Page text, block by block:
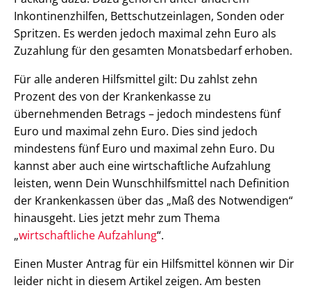
Inkontinenzhilfen, Bettschutzeinlagen, Sonden oder
Spritzen. Es werden jedoch maximal zehn Euro als
Zuzahlung für den gesamten Monatsbedarf erhoben.
Für alle anderen Hilfsmittel gilt: Du zahlst zehn
Prozent des von der Krankenkasse zu
übernehmenden Betrags – jedoch mindestens fünf
Euro und maximal zehn Euro. Dies sind jedoch
mindestens fünf Euro und maximal zehn Euro. Du
kannst aber auch eine wirtschaftliche Aufzahlung
leisten, wenn Dein Wunschhilfsmittel nach Definition
der Krankenkassen über das „Maß des Notwendigen“
hinausgeht. Lies jetzt mehr zum Thema
„wirtschaftliche Aufzahlung“.
Einen Muster Antrag für ein Hilfsmittel können wir Dir
leider nicht in diesem Artikel zeigen. Am besten